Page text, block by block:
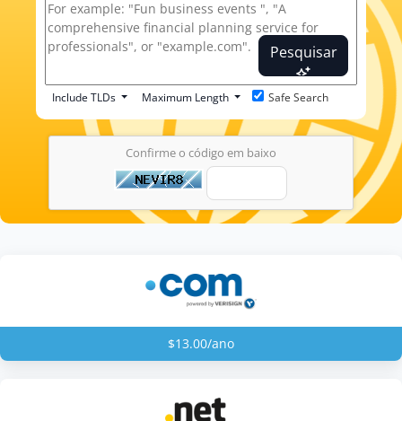
Pesquisar
Include TLDs Maximum Length Safe Search
Confirme o código em baixo
$13.00/ano